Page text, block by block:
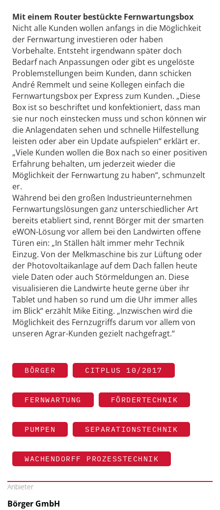
Mit einem Router bestückte Fernwartungsbox
Nicht alle Kunden wollen anfangs in die Möglichkeit
der Fernwartung investieren oder haben
Vorbehalte. Entsteht irgendwann später doch
Bedarf nach Anpassungen oder gibt es ungelöste
Problemstellungen beim Kunden, dann schicken
André Remmelt und seine Kollegen einfach die
Fernwartungsbox per Express zum Kunden. „Diese
Box ist so beschriftet und konfektioniert, dass man
sie nur noch einstecken muss und schon können wir
die Anlagendaten sehen und schnelle Hilfestellung
leisten oder aber ein Update aufspielen“ erklärt er.
„Viele Kunden wollen die Box nach so einer positiven
Erfahrung behalten, um jederzeit wieder die
Möglichkeit der Fernwartung zu haben“, schmunzelt
er.
Während bei den großen Industrieunternehmen
Fernwartungslösungen ganz unterschiedlicher Art
bereits etabliert sind, rennt Börger mit der smarten
eWON-Lösung vor allem bei den Landwirten offene
Türen ein: „In Ställen hält immer mehr Technik
Einzug. Von der Melkmaschine bis zur Lüftung oder
der Photovoltaikanlage auf dem Dach fallen heute
viele Daten oder auch Störmeldungen an. Diese
visualisieren die Landwirte heute gerne über ihr
Tablet und haben so rund um die Uhr immer alles
im Blick“ erzählt Mike Eiting. „Inzwischen wird die
Möglichkeit des Fernzugriffs darum vor allem von
unseren Agrar-Kunden gezielt nachgefragt.“
BÖRGER CITPLUS 10/2017
FERNWARTUNG FÖRDERTECHNIK
PUMPEN SEPARATIONSTECHNIK
WACHENDORFF PROZESSTECHNIK
Anbieter
Börger GmbH